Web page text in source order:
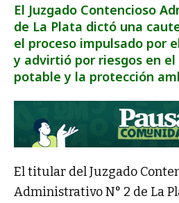
El Juzgado Contencioso
de La Plata dictó una
el proceso impulsado por
y advirtió por riesgos en el
potable y la protección
El titular del Juzgado
Administrativo N° 2 de La